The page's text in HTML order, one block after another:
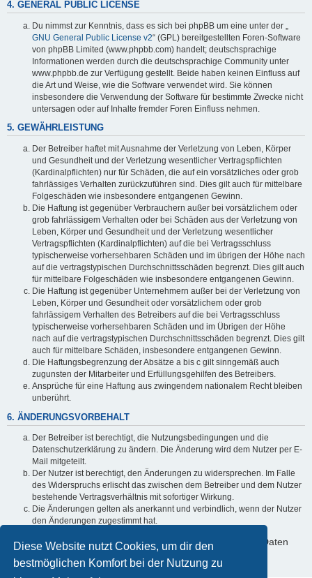
Diese Website nutzt Cookies, um dir den
bestmöglichen Komfort bei der Nutzung zu
4. GENERAL PUBLIC LICENSE
Du nimmst zur Kenntnis, dass es sich bei phpBB um eine unter der „
GNU General Public License v2“ (GPL) bereitgestellten Foren-Software
von phpBB Limited (www.phpbb.com) handelt; deutschsprachige
Informationen werden durch die deutschsprachige Community unter
www.phpbb.de zur Verfügung gestellt. Beide haben keinen Einfluss auf
die Art und Weise, wie die Software verwendet wird. Sie können
insbesondere die Verwendung der Software für bestimmte Zwecke nicht
untersagen oder auf Inhalte fremder Foren Einfluss nehmen.
5. GEWÄHRLEISTUNG
Der Betreiber haftet mit Ausnahme der Verletzung von Leben, Körper
und Gesundheit und der Verletzung wesentlicher Vertragspflichten
(Kardinalpflichten) nur für Schäden, die auf ein vorsätzliches oder grob
fahrlässiges Verhalten zurückzuführen sind. Dies gilt auch für mittelbare
Folgeschäden wie insbesondere entgangenen Gewinn.
Die Haftung ist gegenüber Verbrauchern außer bei vorsätzlichem oder
grob fahrlässigem Verhalten oder bei Schäden aus der Verletzung von
Leben, Körper und Gesundheit und der Verletzung wesentlicher
Vertragspflichten (Kardinalpflichten) auf die bei Vertragsschluss
typischerweise vorhersehbaren Schäden und im übrigen der Höhe nach
auf die vertragstypischen Durchschnittsschäden begrenzt. Dies gilt auch
für mittelbare Folgeschäden wie insbesondere entgangenen Gewinn.
Die Haftung ist gegenüber Unternehmern außer bei der Verletzung von
Leben, Körper und Gesundheit oder vorsätzlichem oder grob
fahrlässigem Verhalten des Betreibers auf die bei Vertragsschluss
typischerweise vorhersehbaren Schäden und im Übrigen der Höhe
nach auf die vertragstypischen Durchschnittsschäden begrenzt. Dies gilt
auch für mittelbare Schäden, insbesondere entgangenen Gewinn.
Die Haftungsbegrenzung der Absätze a bis c gilt sinngemäß auch
zugunsten der Mitarbeiter und Erfüllungsgehilfen des Betreibers.
Ansprüche für eine Haftung aus zwingendem nationalem Recht bleiben
unberührt.
6. ÄNDERUNGSVORBEHALT
Der Betreiber ist berechtigt, die Nutzungsbedingungen und die
Datenschutzerklärung zu ändern. Die Änderung wird dem Nutzer per E-
Mail mitgeteilt.
Der Nutzer ist berechtigt, den Änderungen zu widersprechen. Im Falle
des Widerspruchs erlischt das zwischen dem Betreiber und dem Nutzer
bestehende Vertragsverhältnis mit sofortiger Wirkung.
Die Änderungen gelten als anerkannt und verbindlich, wenn der Nutzer
den Änderungen zugestimmt hat.
Informationen über den Umgang mit deinen persönlichen Daten
sind in der Datenschutzerklärung enthalten.